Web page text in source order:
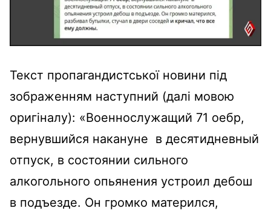
Текст пропагандистської новини під
зображенням наступний (далі мовою
оригіналу): «Военнослужащий 71 оебр,
вернувшийся накануне в десятидневный
отпуск, в состоянии сильного
алкогольного опьянения устроил дебош
в подъезде. Он громко матерился,